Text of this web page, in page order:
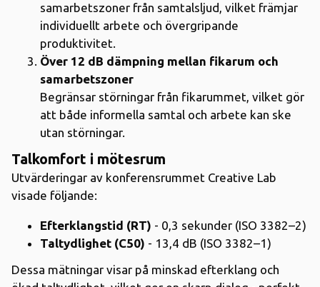
samarbetszoner från samtalsljud, vilket främjar
individuellt arbete och övergripande
produktivitet.
Över 12 dB dämpning mellan fikarum och
samarbetszoner
Begränsar störningar från fikarummet, vilket gör
att både informella samtal och arbete kan ske
utan störningar.
Talkomfort i mötesrum
Utvärderingar av konferensrummet Creative Lab
visade följande:
Efterklangstid (RT) - 0,3 sekunder (ISO 3382–2)
Taltydlighet (C50) - 13,4 dB (ISO 3382–1)
Dessa mätningar visar på minskad efterklang och